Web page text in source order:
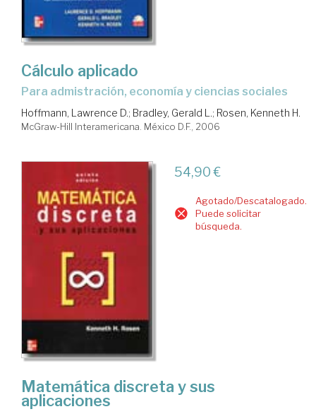
Cálculo aplicado
para admistración, economía y ciencias sociales
Hoffmann, Lawrence D.; Bradley, Gerald L.; Rosen, Kenneth H.
McGraw-Hill Interamericana. México D.F., 2006
54,90 €
Agotado/Descatalogado.
Puede solicitar
búsqueda.
Matemática discreta y sus
aplicaciones